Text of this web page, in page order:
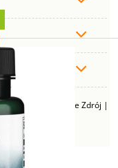
230 Goczałkowice Zdrój |
| Email:
665 626 833